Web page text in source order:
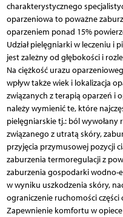
charakterystycznego
oparzeniowa to poważne
oparzeniem ponad 15%
Udział pielęgniarki w leczeniu i
jest zależny od głębokości i
Na ciężkość urazu
wpływ także wiek i lokalizacja
związanych z terapią oparzeń i
należy wymienić te, które
pielęgniarskie tj.: ból wywołany
związanego z utratą skóry,
przyjęcia przymusowej pozycji
zaburzenia termoregulacji z
zaburzenia gospodarki
w wyniku uszkodzenia skóry,
ograniczenie ruchomości części
Zapewnienie komfortu w